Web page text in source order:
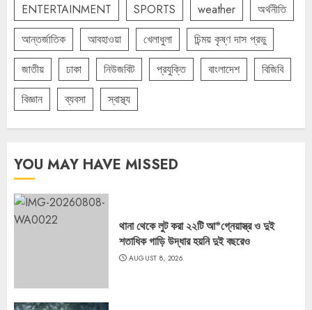
ENTERTAINMENT SPORTS weather
অর্থনীতি
আন্তর্জাতিক
আবহাওয়া খেলাধুলা
চিন্ময় কৃষ্ণ দাস প্রভু
জাতীয়
ঢাকা নিউজবিট প্রযুক্তি বাংলাদেশ
বিজিবি
বিজ্ঞান
ব্যবসা স্বাস্থ্য
YOU MAY HAVE MISSED
থানা থেকে লুট করা ২২টি আ*গ্নেয়াস্ত্র ও দুই
শতাধিক গাড়ি উদ্ধার হয়নি দুই বছরেও
AUGUST 8, 2026